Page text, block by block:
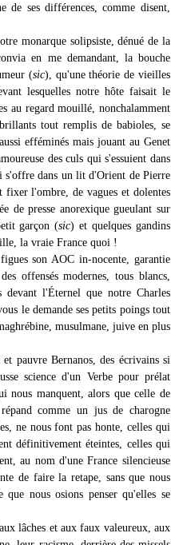
de ses différences, comme disent,
monarque solipsiste, dénué de la
en me demandant, la bouche
(sic), qu'une théorie de vieilles
lesquelles notre hôte faisait le
au regard mouillé, nonchalamment
tout remplis de babioles, se
efféminés mais jouant au Genet
des culs qui s'essuient dans
s'offre dans un lit d'Orient de Pierre
l'ombre, de vagues et dolentes
de presse anorexique gueulant sur
garçon (sic) et quelques gandins
la vraie France quoi !
son AOC in-nocente, garantie
offensés modernes, tous blancs,
devant l'Éternel que notre Charles
le demande ses petits poings tout
musulmane, juive en plus
pauvre Bernanos, des écrivains si
science d'un Verbe pour prélat
nous manquent, alors que celle de
comme un jus de charogne
ne nous font pas honte, celles qui
définitivement éteintes, celles qui
au nom d'une France silencieuse
de faire la retape, sans que nous
nous osions penser qu'elles se
lâches et aux faux valeureux, aux